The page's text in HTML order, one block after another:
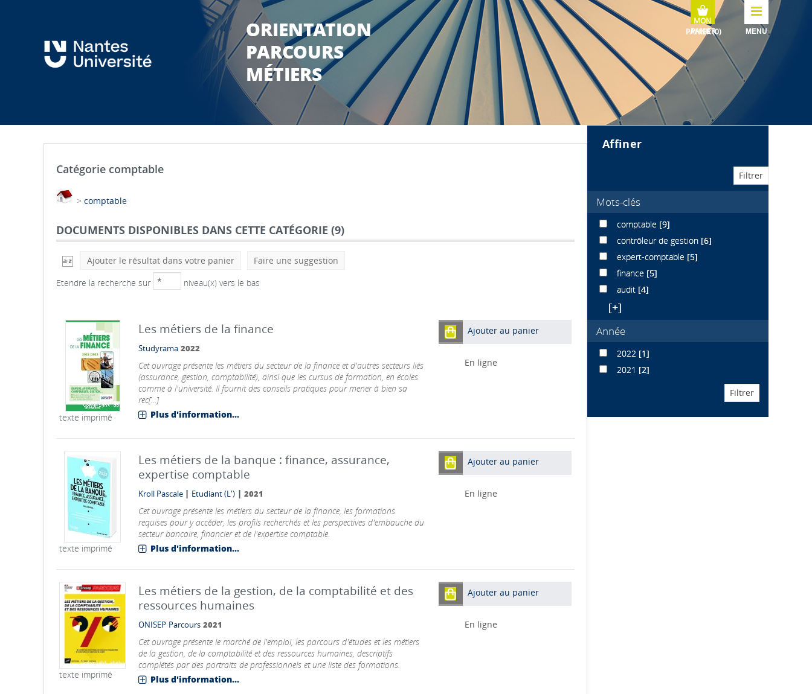
MENU
ORIENTATION
PARCOURS
MÉTIERS
Catégorie comptable
> comptable
DOCUMENTS DISPONIBLES DANS CETTE CATÉGORIE (9)
Ajouter le résultat dans votre panier
Faire une suggestion
Etendre la recherche sur
niveau(x) vers le bas
texte imprimé
Les métiers de la finance
Studyrama 2022
Cet ouvrage présente les métiers du secteur de la finance et d'autres secteurs liés
(assurance, gestion, comptabilité), ainsi que les cursus de formation, en écoles
comme à l'université. Il fournit des conseils pratiques pour mener à bien sa
rec[...]
Plus d'information...
Ajouter au panier
En ligne
texte imprimé
Les métiers de la banque : finance, assurance,
expertise comptable
Kroll Pascale | Etudiant (L') |2021
Cet ouvrage présente les métiers du secteur de la finance, les formations
requises pour y accéder, les profils recherchés et les perspectives d'embauche du
secteur bancaire, financier et de l'expertise comptable.
Plus d'information...
Ajouter au panier
En ligne
texte imprimé
Les métiers de la gestion, de la comptabilité et des
ressources humaines
ONISEP Parcours 2021
Cet ouvrage présente le marché de l'emploi, les parcours d'études et les métiers
de la gestion, de la comptabilité et des ressources humaines, descriptifs
complétés par des portraits de professionnels et une liste des formations.
Plus d'information...
Ajouter au panier
En ligne
affiner
Mots-clés
comptable [9]
contrôleur de gestion [6]
expert-comptable [5]
finance [5]
audit [4]
[+]
Année
2022 [1]
2021 [2]